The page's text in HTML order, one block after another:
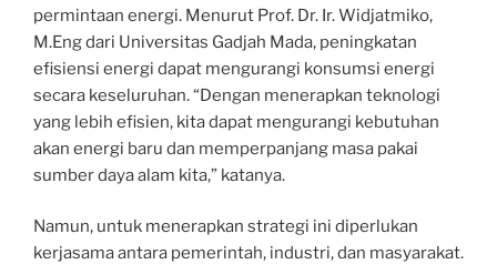
permintaan energi. Menurut Prof. Dr. Ir. Widjatmiko,
M.Eng dari Universitas Gadjah Mada, peningkatan
efisiensi energi dapat mengurangi konsumsi energi
secara keseluruhan. “Dengan menerapkan teknologi
yang lebih efisien, kita dapat mengurangi kebutuhan
akan energi baru dan memperpanjang masa pakai
sumber daya alam kita,” katanya.
Namun, untuk menerapkan strategi ini diperlukan
kerjasama antara pemerintah, industri, dan masyarakat.